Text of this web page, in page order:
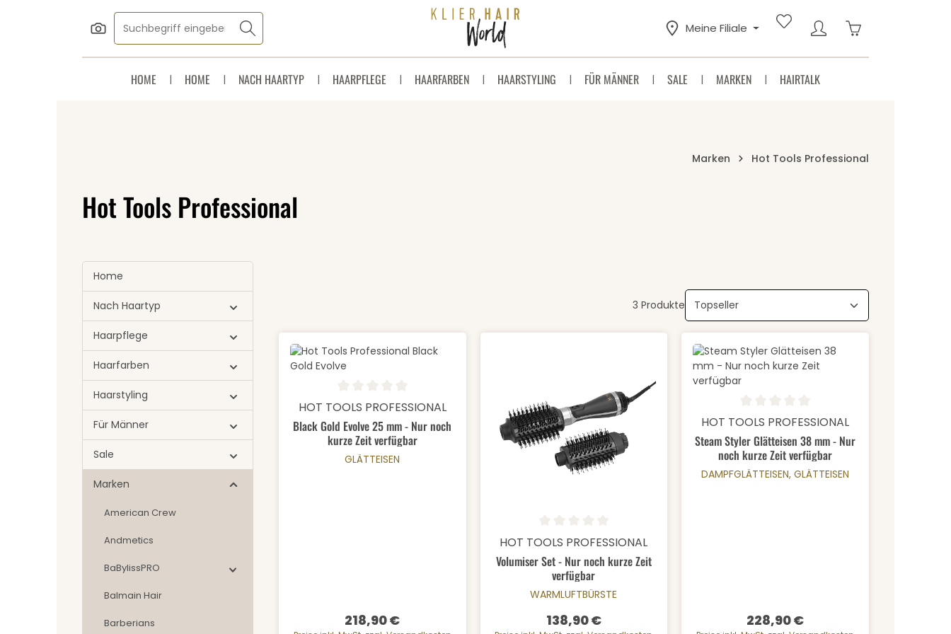
Zum Hauptinhalt springen
Zur Suche springen
Zur Hauptnavigation springen
Meine Filiale Warenkorb
HOME HOME NACH HAARTYP HAARPFLEGE HAARFARBEN HAARSTYLING FÜR MÄNNER SALE MARKEN HAIRTALK
Marken Hot Tools Professional
Hot Tools Professional
Home
Nach Haartyp
Haarpflege
Haarfarben
Haarstyling
Für Männer
Sale
Marken
American Crew
Andmetics
BaBylissPRO
Balmain Hair
Barberians
3 Produkte
Produkt Anzahl: Gib den gewünschten Wert ein oder benutze die
Durchschnittliche Bewertung von 0 von 5 Sternen
HOT TOOLS PROFESSIONAL
Black Gold Evolve 25 mm - Nur noch
kurze Zeit verfügbar
GLÄTTEISEN
Regulärer Preis:
218,90 €
Produkt Anzahl: Gib den gewünschten Wert ein
Durchschnittliche Bewertung von 0 von 5 Sternen
HOT TOOLS PROFESSIONAL
Volumiser Set - Nur noch kurze Zeit
verfügbar
WARMLUFTBÜRSTE
Regulärer Preis:
138,90 €
Produkt Anzahl: Gib den
Durchschnittliche Bewertung von 0 von 5 Sternen
HOT TOOLS PROFESSIONAL
Steam Styler Glätteisen 38 mm - Nur
noch kurze Zeit verfügbar
DAMPFGLÄTTEISEN, GLÄTTEISEN
Regulärer Preis:
228,90 €